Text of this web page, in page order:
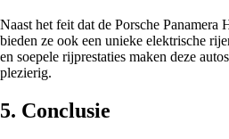
Naast het feit dat de Porsche
bieden ze ook een unieke elektrische
en soepele rijprestaties maken deze
plezierig.
5. Conclusie